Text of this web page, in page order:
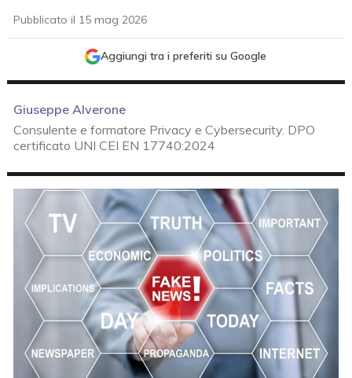
Pubblicato il 15 mag 2026
Aggiungi tra i preferiti su Google
Giuseppe Alverone
Consulente e formatore Privacy e Cybersecurity. DPO
certificato UNI CEI EN 17740:2024